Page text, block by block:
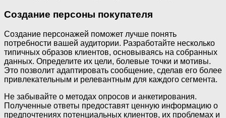
Создание персоны покупателя
Создание персонажей поможет лучше понять
потребности вашей аудитории. Разработайте несколько
типичных образов клиентов, основываясь на собранных
данных. Определите их цели, болевые точки и мотивы.
Это позволит адаптировать сообщение, сделав его более
привлекательным и релевантным для каждого сегмента.
Не забывайте о методах опросов и анкетирования.
Полученные ответы предоставят ценную информацию о
предпочтениях потенциальных клиентов, их проблемах и